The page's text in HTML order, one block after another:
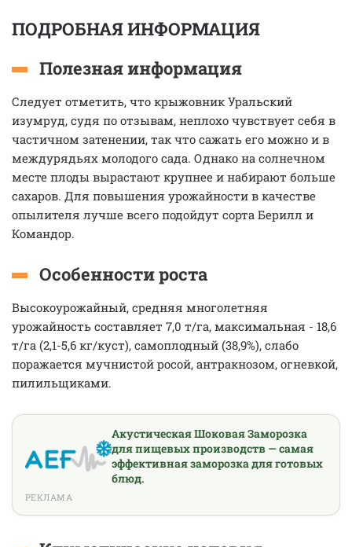
ПОДРОБНАЯ ИНФОРМАЦИЯ
Полезная информация
Следует отметить, что крыжовник Уральский
изумруд, судя по отзывам, неплохо чувствует себя в
частичном затенении, так что сажать его можно и в
междурядьях молодого сада. Однако на солнечном
месте плоды вырастают крупнее и набирают больше
сахаров. Для повышения урожайности в качестве
опылителя лучше всего подойдут сорта Берилл и
Командор.
Особенности роста
Высокоурожайный, средняя многолетняя
урожайность составляет 7,0 т/га, максимальная - 18,6
т/га (2,1-5,6 кг/куст), самоплодный (38,9%), слабо
поражается мучнистой росой, антракнозом, огневкой,
пилильщиками.
Акустическая Шоковая Заморозка
для пищевых производств — самая
эффективная заморозка для готовых
блюд.
РЕКЛАМА